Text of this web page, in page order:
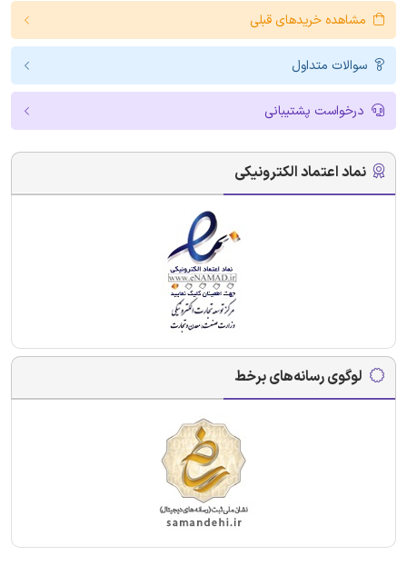
مشاهده خریدهای قبلی
سوالات متداول
درخواست پشتیبانی
نماد اعتماد الکترونیکی
لوگوی رسانه‌های برخط